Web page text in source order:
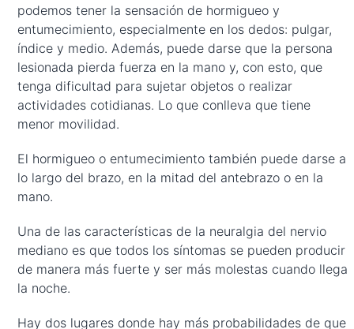
podemos tener la sensación de hormigueo y
entumecimiento, especialmente en los dedos: pulgar,
índice y medio. Además, puede darse que la persona
lesionada pierda fuerza en la mano y, con esto, que
tenga dificultad para sujetar objetos o realizar
actividades cotidianas. Lo que conlleva que tiene
menor movilidad.
El hormigueo o entumecimiento también puede darse a
lo largo del brazo, en la mitad del antebrazo o en la
mano.
Una de las características de la neuralgia del nervio
mediano es que todos los síntomas se pueden producir
de manera más fuerte y ser más molestas cuando llega
la noche.
Hay dos lugares donde hay más probabilidades de que